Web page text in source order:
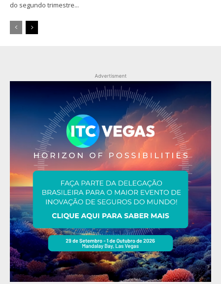
do segundo trimestre...
Advertisment